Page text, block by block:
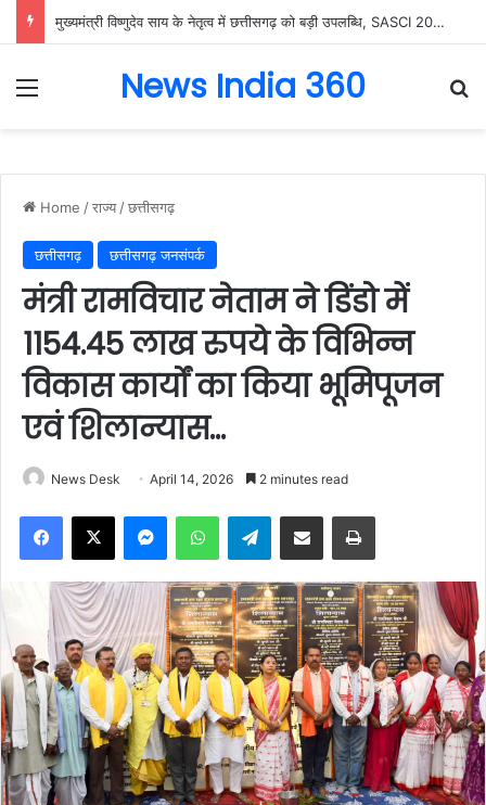
जीवन में संघर्ष से मिली सफलता ही इतिहास रचती है – राजस्व मंत्री टंक राम वर्मा…..
Menu News India 360
Home /राज्य /छत्तीसगढ़
छत्तीसगढ़ छत्तीसगढ़ जनसंपर्क
मंत्री रामविचार नेताम ने डिंडो में
1154.45 लाख रुपये के विभिन्न
विकास कार्यों का किया भूमिपूजन
एवं शिलान्यास…
News Desk April 14, 2026 2 minutes read
Facebook
X MessengerWhatsAppTelegramShare via Email Print